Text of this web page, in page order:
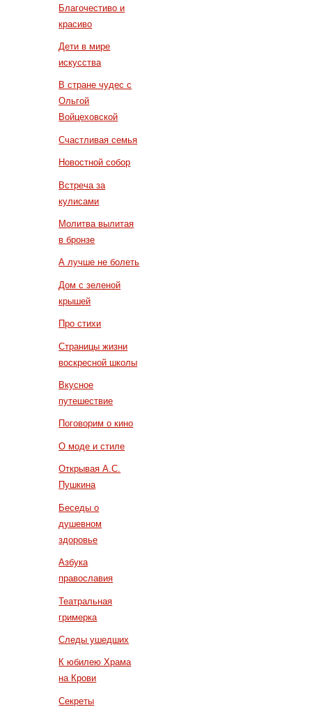
Благочестиво и
красиво
Дети в мире
искусства
В стране чудес с
Ольгой
Войцеховской
Счастливая семья
Новостной собор
Встреча за
кулисами
Молитва вылитая
в бронзе
А лучше не болеть
Дом с зеленой
крышей
Про стихи
Страницы жизни
воскресной школы
Вкусное
путешествие
Поговорим о кино
О моде и стиле
Открывая А.С.
Пушкина
Беседы о
душевном
здоровье
Азбука
православия
Театральная
гримерка
Следы ушедших
К юбилею Храма
на Крови
Секреты